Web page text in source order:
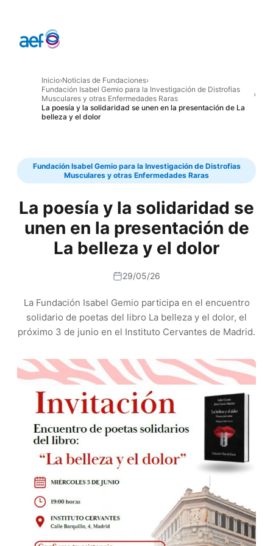
Inicio›Noticias de Fundaciones›
Fundación Isabel Gemio para la Investigación de Distrofias
Musculares y otras Enfermedades Raras
›
La poesía y la solidaridad se unen en la presentación de La
belleza y el dolor
Fundación Isabel Gemio para la Investigación de Distrofias
Musculares y otras Enfermedades Raras
La poesía y la solidaridad se
unen en la presentación de
La belleza y el dolor
29/05/26
La Fundación Isabel Gemio participa en el encuentro
solidario de poetas del libro La belleza y el dolor, el
próximo 3 de junio en el Instituto Cervantes de Madrid.